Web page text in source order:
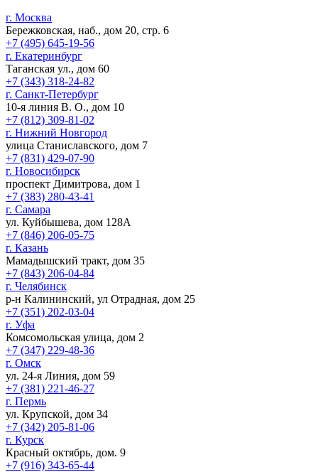
г. Москва
Бережковская, наб., дом 20, стр. 6
+7 (495) 645-19-56
г. Екатеринбург
Таганская ул., дом 60
+7 (343) 318-24-82
г. Санкт-Петербург
10-я линия В. О., дом 10
+7 (812) 309-81-02
г. Нижний Новгород
улица Станиславского, дом 7
+7 (831) 429-07-90
г. Новосибирск
проспект Димитрова, дом 1
+7 (383) 280-43-41
г. Самара
ул. Куйбышева, дом 128А
+7 (846) 206-05-75
г. Казань
Мамадышский тракт, дом 35
+7 (843) 206-04-84
г. Челябинск
р-н Калининский, ул Отрадная, дом 25
+7 (351) 202-03-04
г. Уфа
Комсомольская улица, дом 2
+7 (347) 229-48-36
г. Омск
ул. 24-я Линия, дом 59
+7 (381) 221-46-27
г. Пермь
ул. Крупской, дом 34
+7 (342) 205-81-06
г. Курск
Красный октябрь, дом. 9
+7 (916) 343-65-44